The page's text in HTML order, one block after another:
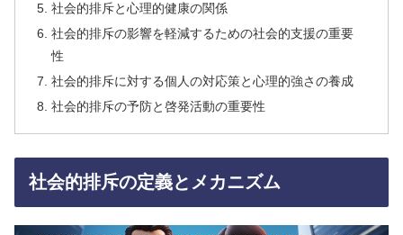
社会的排斥と心理的健康の関係
社会的排斥の影響を軽減するための社会的支援の重要
性
社会的排斥に対する個人の対応策と心理的強さの養成
社会的排斥の予防と啓発活動の重要性
社会的排斥の定義とメカニズム